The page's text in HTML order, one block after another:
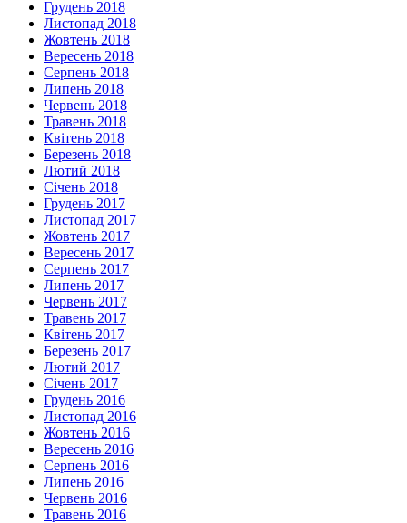
Грудень 2018
Листопад 2018
Жовтень 2018
Вересень 2018
Серпень 2018
Липень 2018
Червень 2018
Травень 2018
Квітень 2018
Березень 2018
Лютий 2018
Січень 2018
Грудень 2017
Листопад 2017
Жовтень 2017
Вересень 2017
Серпень 2017
Липень 2017
Червень 2017
Травень 2017
Квітень 2017
Березень 2017
Лютий 2017
Січень 2017
Грудень 2016
Листопад 2016
Жовтень 2016
Вересень 2016
Серпень 2016
Липень 2016
Червень 2016
Травень 2016